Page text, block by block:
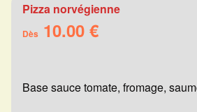
Pizza norvégienne
Dès 10.00 €
Base sauce tomate, fromage,